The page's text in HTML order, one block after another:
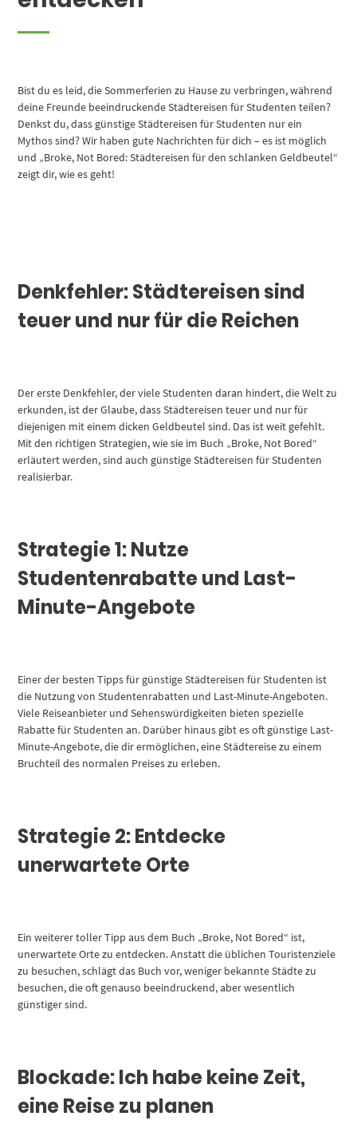
Bist du es leid, die Sommerferien zu Hause zu verbringen, während
deine Freunde beeindruckende Städtereisen für Studenten teilen?
Denkst du, dass günstige Städtereisen für Studenten nur ein
Mythos sind? Wir haben gute Nachrichten für dich – es ist möglich
und „Broke, Not Bored: Städtereisen für den schlanken Geldbeutel“
zeigt dir, wie es geht!
Denkfehler: Städtereisen sind
teuer und nur für die Reichen
Der erste Denkfehler, der viele Studenten daran hindert, die Welt zu
erkunden, ist der Glaube, dass Städtereisen teuer und nur für
diejenigen mit einem dicken Geldbeutel sind. Das ist weit gefehlt.
Mit den richtigen Strategien, wie sie im Buch „Broke, Not Bored“
erläutert werden, sind auch günstige Städtereisen für Studenten
realisierbar.
Strategie 1: Nutze
Studentenrabatte und Last-
Minute-Angebote
Einer der besten Tipps für günstige Städtereisen für Studenten ist
die Nutzung von Studentenrabatten und Last-Minute-Angeboten.
Viele Reiseanbieter und Sehenswürdigkeiten bieten spezielle
Rabatte für Studenten an. Darüber hinaus gibt es oft günstige Last-
Minute-Angebote, die dir ermöglichen, eine Städtereise zu einem
Bruchteil des normalen Preises zu erleben.
Strategie 2: Entdecke
unerwartete Orte
Ein weiterer toller Tipp aus dem Buch „Broke, Not Bored“ ist,
unerwartete Orte zu entdecken. Anstatt die üblichen Touristenziele
zu besuchen, schlägt das Buch vor, weniger bekannte Städte zu
besuchen, die oft genauso beeindruckend, aber wesentlich
günstiger sind.
Blockade: Ich habe keine Zeit,
eine Reise zu planen